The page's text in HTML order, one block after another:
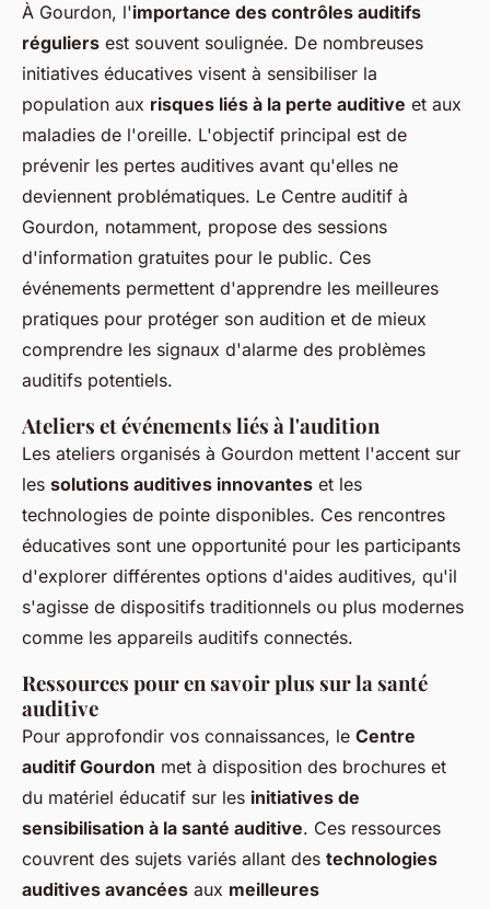
À Gourdon, l'importance des contrôles auditifs
réguliers est souvent soulignée. De nombreuses
initiatives éducatives visent à sensibiliser la
population aux risques liés à la perte auditive et aux
maladies de l'oreille. L'objectif principal est de
prévenir les pertes auditives avant qu'elles ne
deviennent problématiques. Le Centre auditif à
Gourdon, notamment, propose des sessions
d'information gratuites pour le public. Ces
événements permettent d'apprendre les meilleures
pratiques pour protéger son audition et de mieux
comprendre les signaux d'alarme des problèmes
auditifs potentiels.
Ateliers et événements liés à l'audition
Les ateliers organisés à Gourdon mettent l'accent sur
les solutions auditives innovantes et les
technologies de pointe disponibles. Ces rencontres
éducatives sont une opportunité pour les participants
d'explorer différentes options d'aides auditives, qu'il
s'agisse de dispositifs traditionnels ou plus modernes
comme les appareils auditifs connectés.
Ressources pour en savoir plus sur la santé
auditive
Pour approfondir vos connaissances, le Centre
auditif Gourdon met à disposition des brochures et
du matériel éducatif sur les initiatives de
sensibilisation à la santé auditive. Ces ressources
couvrent des sujets variés allant des technologies
auditives avancées aux meilleures